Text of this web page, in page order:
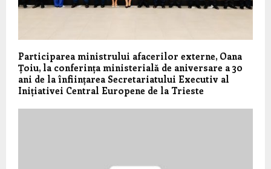
Participarea ministrului afacerilor externe, Oana
Țoiu, la conferința ministerială de aniversare a 30
ani de la înființarea Secretariatului Executiv al
Inițiativei Central Europene de la Trieste